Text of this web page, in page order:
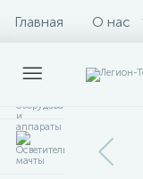
Главная О нас